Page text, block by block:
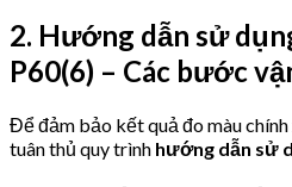
2. Hướng dẫn sử
P60(6) – Các bước
Để đảm bảo kết quả đo màu
tuân thủ quy trình hướng dẫn sử